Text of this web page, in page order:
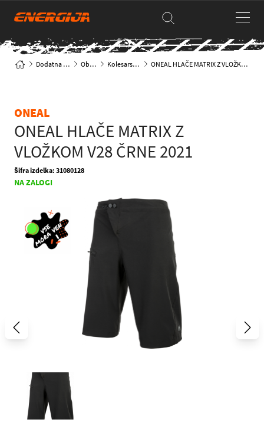
Dodatna oprema Oblačila Kolesarske hlače ONEAL HLAČE MATRIX Z VLOŽKOM V28 ČRNE 2021
ONEAL
ONEAL HLAČE MATRIX Z
VLOŽKOM V28 ČRNE 2021
Šifra izdelka: 31080128
NA ZALOGI